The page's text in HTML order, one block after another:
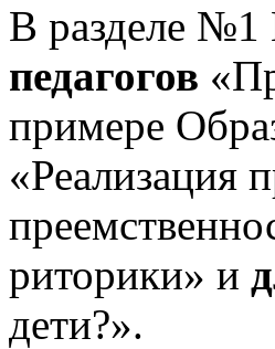
В разделе №1
педагогов
примере
«Реализация
риторики» и
дети?».